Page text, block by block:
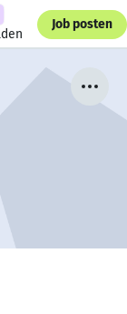
Job posten